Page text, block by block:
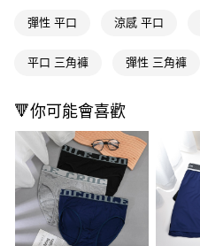
【關於「AFTEE先享後付」】
AFTEE先享後付是「在收到商品之後
１．簡單：不需註冊會員、不需綁卡
１．於結帳方式選擇「AFTEE先享
結帳頁面，進行簡訊認證並確認金額
２．訂單成立數日內，您將收到繳費
３．收到繳費通知簡訊後14天內，點
ATM／網路銀行／等多元方式進行付
※ 請注意：結帳手續完成當下不需立
購買商品的店家。未經商家同意取消
即享券
運送方式
全家取貨付款
付款後全家取貨
每筆NT$65，滿NT$390(含以上)
萊爾富取貨付款
每筆NT$65，滿NT$490(含以上)
彈性 平口 涼感 平口
平口 三角褲 彈性 三角褲
🔻你可能會喜歡